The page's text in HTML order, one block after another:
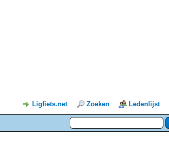
Ligfiets.net Zoeken Ledenlijst